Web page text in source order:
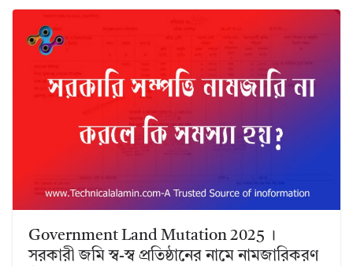
Government Land Mutation 2025 ।
সরকারী জমি স্ব-স্ব প্রতিষ্ঠানের নামে নামজারিকরণ